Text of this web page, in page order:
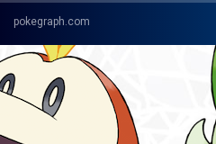
Skip to content